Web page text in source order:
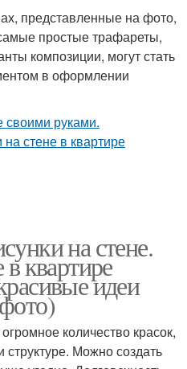
представленные на фото,
простые трафареты,
композиции, могут стать
в оформлении
на стене.
квартире
идеи
количество красок,
Можно создать